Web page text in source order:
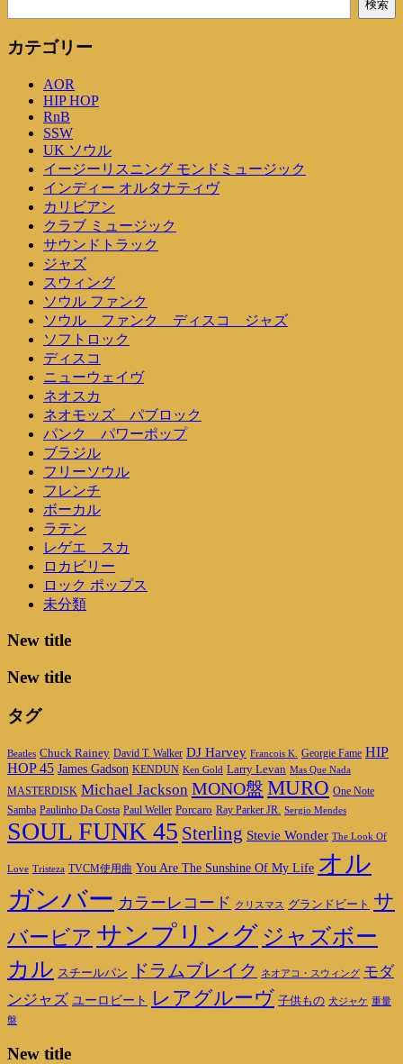
検索
カテゴリー
AOR
HIP HOP
RnB
SSW
UK ソウル
イージーリスニング モンドミュージック
インディー オルタナティヴ
カリビアン
クラブ ミュージック
サウンドトラック
ジャズ
スウィング
ソウル ファンク
ソウル ファンク ディスコ ジャズ
ソフトロック
ディスコ
ニューウェイヴ
ネオスカ
ネオモッズ パブロック
パンク パワーポップ
ブラジル
フリーソウル
フレンチ
ボーカル
ラテン
レゲエ スカ
ロカビリー
ロック ポップス
未分類
New title
New title
タグ
Beatles Chuck Rainey David T. Walker DJ Harvey Francois K. Georgie Fame HIP
HOP 45 James Gadson KENDUN Ken Gold Larry Levan Mas Que Nada
MASTERDISK Michael Jackson MONO盤 MURO One Note
Samba Paulinho Da Costa Paul Weller Porcaro Ray Parker JR. Sergio Mendes
SOUL FUNK 45 Sterling Stevie Wonder The Look Of
Love Tristeza TVCM使用曲 You Are The Sunshine Of My Life オル
ガンバー カラーレコード クリスマス グランドビート サ
バービア サンプリング ジャズボー
カル スチールパン ドラムブレイク ネオアコ・スウィング モダ
ンジャズ ユーロビート レアグルーヴ 子供もの 犬ジャケ 重量
盤
New title